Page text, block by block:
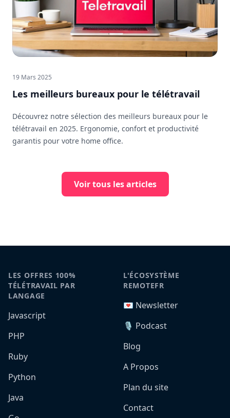
19 Mars 2025
Les meilleurs bureaux pour le télétravail
Découvrez notre sélection des meilleurs bureaux pour le
télétravail en 2025. Ergonomie, confort et productivité
garantis pour votre home office.
Voir tous les articles
LES OFFRES 100%
TÉLÉTRAVAIL PAR
LANGAGE
Javascript
PHP
Ruby
Python
Java
L'ÉCOSYSTÈME
REMOTEFR
💌 Newsletter
🎙️ Podcast
Blog
A Propos
Plan du site
Contact